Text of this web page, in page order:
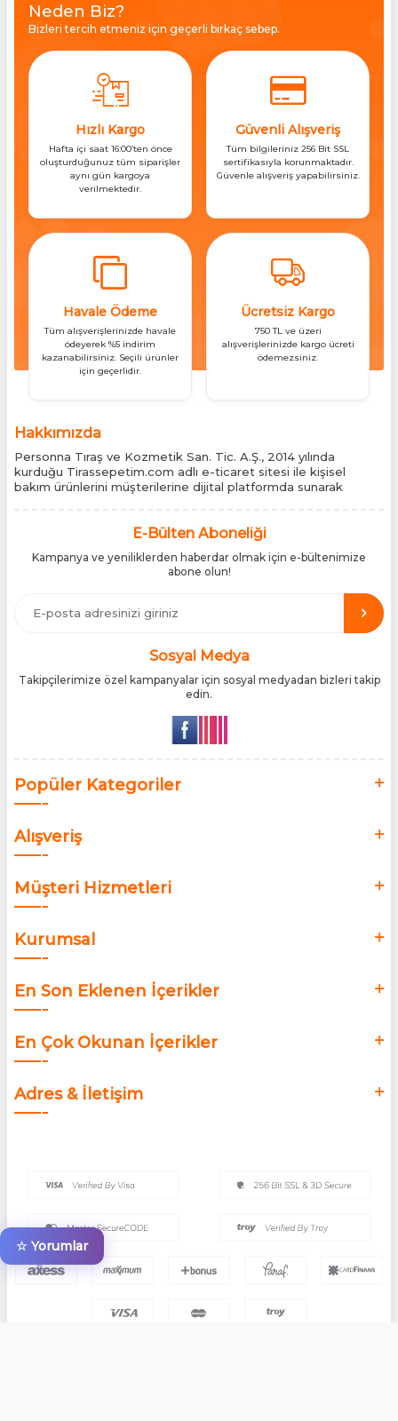
☆ Yorumlar
Neden Biz?
Bizleri tercih etmeniz için geçerli birkaç sebep.
Hızlı Kargo
Hafta içi saat 16:00’ten önce
oluşturduğunuz tüm siparişler
aynı gün kargoya
verilmektedir.
Güvenli Alışveriş
Tüm bilgileriniz 256 Bit SSL
sertifikasıyla korunmaktadır.
Güvenle alışveriş yapabilirsiniz.
Havale Ödeme
Tüm alışverişlerinizde havale
ödeyerek %5 indirim
kazanabilirsiniz. Seçili ürünler
için geçerlidir.
Ücretsiz Kargo
750 TL ve üzeri
alışverişlerinizde kargo ücreti
ödemezsiniz.
Hakkımızda
Personna Tıraş ve Kozmetik San. Tic. A.Ş., 2014 yılında
kurduğu Tirassepetim.com adlı e-ticaret sitesi ile kişisel
bakım ürünlerini müşterilerine dijital platformda sunarak
siteleri arasında yer almaktadır. Türkiye’de Cantu, Wilkinson
Sword, Bodman ve Bodycology markalarının resmî
distribütörlüğünü yürütüyor, bu markaların tüm ürünlerini ithal
etmektedir. Tüm ithalat süreçlerimizde orijinallik belgeleri ve
üretici iş birlikleriyle çalışarak, ürünlerin en güvenilir şekilde
Türkiye pazarına ulaşmasını sağlıyoruz. Amacımız, dünya
genelinde milyonlarca kullanıcıya hitap eden bu markaları,
Türk tüketicilerle doğrudan, güvenli ve orijinal bir şekilde
E-Bülten Aboneliği
Kampanya ve yeniliklerden haberdar olmak için e-bültenimize
abone olun!
Sosyal Medya
Takipçilerimize özel kampanyalar için sosyal medyadan bizleri takip
edin.
Popüler Kategoriler
Alışveriş
Müşteri Hizmetleri
Kurumsal
En Son Eklenen İçerikler
En Çok Okunan İçerikler
Adres & İletişim